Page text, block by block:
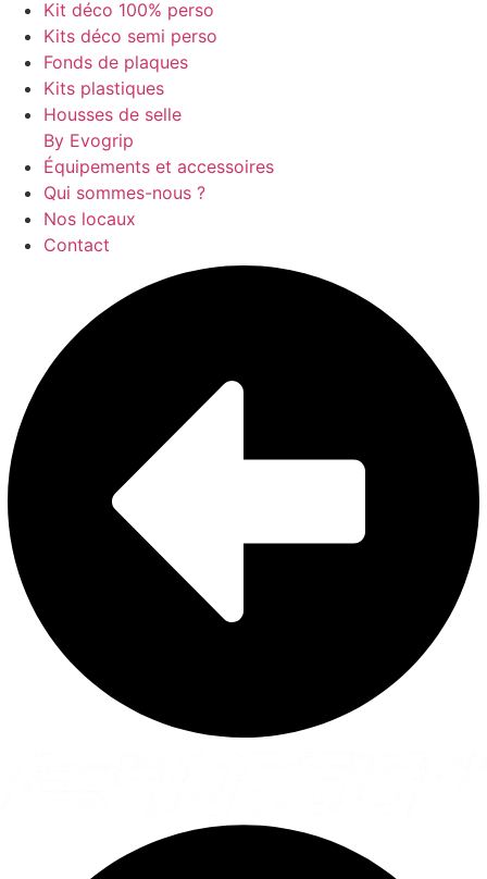
Kit déco 100% perso
Kits déco semi perso
Fonds de plaques
Kits plastiques
Housses de selle
By Evogrip
Équipements et accessoires
Qui sommes-nous ?
Nos locaux
Contact